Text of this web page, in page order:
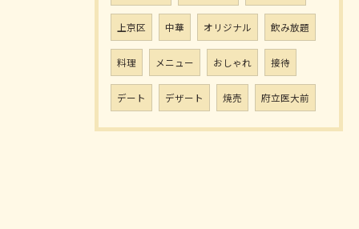
上京区 中華 オリジナル 飲み放題
料理 メニュー おしゃれ 接待
デート デザート 焼売 府立医大前